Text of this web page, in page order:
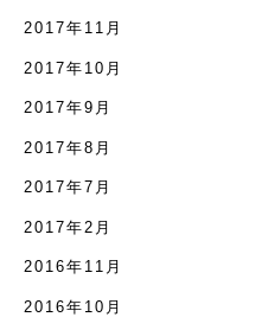
2017年11月
2017年10月
2017年9月
2017年8月
2017年7月
2017年2月
2016年11月
2016年10月